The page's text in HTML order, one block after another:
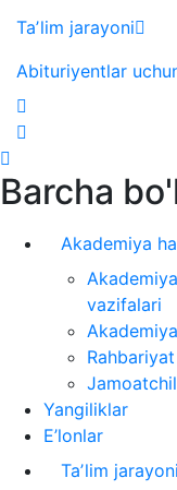
Taʼlim jarayoni
Abituriyentlar
Barcha
Akademiya
vazifalari
Rahbariyat
Yangiliklar
E’lonlar
Taʼlim jarayoni